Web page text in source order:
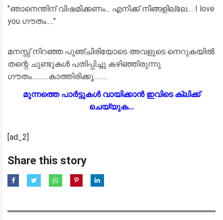
"ഞാനെന്തിന് വിഷമിക്കണം... എനിക്ക് നിങ്ങളില്ലേ.... I love
you ഗൗതം....."
മനസ്സ് നിറഞ്ഞ പുഞ്ചിരിയോടെ അവളുടെ നെറുകയിൽ
തന്റെ ചുണ്ടുകൾ പതിപ്പിച്ചു കഴിഞ്ഞിരുന്നു
ഗൗതം...........കാത്തിരിക്കൂ.........
മുന്നത്തെ പാർട്ടുകൾ വായിക്കാൻ ഇവിടെ ക്ലിക്ക്
ചെയ്യുക...
[ad_2]
Share this story